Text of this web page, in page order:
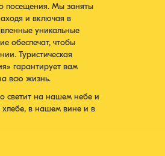
посещения. Мы заняты
и включая в
уникальные
обеспечат, чтобы
Туристическая
гарантирует вам
всю жизнь.
светит на нашем небе и
в нашем вине и в